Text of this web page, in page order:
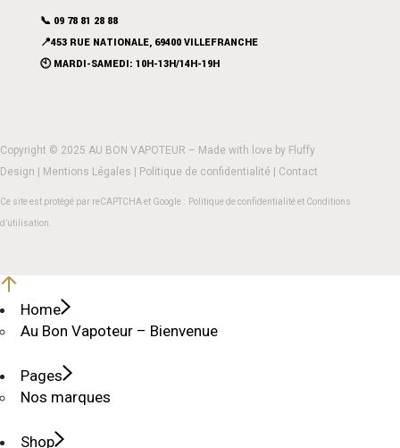
📞 09 78 81 28 88
📍453 RUE NATIONALE, 69400 VILLEFRANCHE
🕙 MARDI-SAMEDI: 10H-13H/14H-19H
Copyright © 2025 AU BON VAPOTEUR – Made with love by Fluffy
Design
Mentions Légales Politique de confidentialité Contact
Ce site est protégé par reCAPTCHA et Google : Politique de confidentialitéet Conditions
d’utilisation
Home
Au Bon Vapoteur – Bienvenue
Pages
Nos marques
Shop